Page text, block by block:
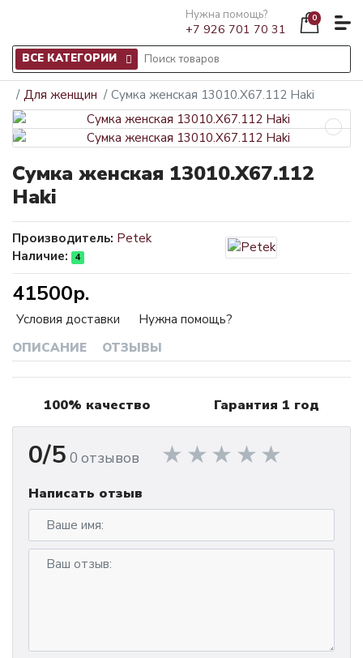
Нужна помощь?
+7 926 701 70 31
0
ВСЕ КАТЕГОРИИ
Для женщин Сумка женская 13010.X67.112 Haki
Сумка женская 13010.X67.112
Haki
ОПИСАНИЕ ОТЗЫВЫ
Производитель: Petek
Наличие:
4
41500р.
Условия доставки Нужна помощь?
100% качество Гарантия 1 год
0/5 0 отзывов
Написать отзыв